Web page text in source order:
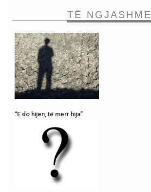
TË NGJASHME
“E do hijen, të merr hija”